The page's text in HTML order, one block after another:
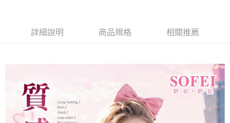
３．安心：先確認商品／服務後，再付款。
結帳頁面，進行簡訊認證並確認金額後，即可完成結帳。
３．收到繳費通知簡訊後14天內，點擊此簡訊中的連結，可透過四大超商／
ATM／網路銀行／等多元方式進行付款，方視為交易完成。
※ 請注意：結帳手續完成當下不需立刻繳費，但若您需要取消訂單，請聯絡
購買商品的店家。未經商家同意取消之訂單仍視為有效，需透過AFTEE先享
後付繳納相關費用。
全家取貨付款
萊爾富取貨付5
每筆NT$80，滿NT$699(含以上)免運費
詳細說明 商品規格 相關推薦